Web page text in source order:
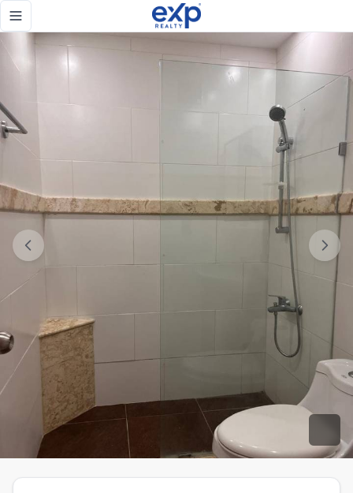
Toggle navigation menu
🏝️ ¡OPORTUNIDAD ÚNICA DE INVERSIÓN EN BÁVARO –